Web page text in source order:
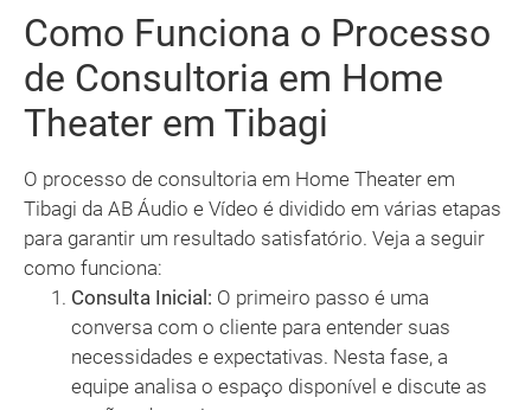
Como Funciona o Processo
de Consultoria em Home
Theater em Tibagi
O processo de consultoria em Home Theater em
Tibagi da AB Áudio e Vídeo é dividido em várias etapas
para garantir um resultado satisfatório. Veja a seguir
como funciona:
Consulta Inicial: O primeiro passo é uma
conversa com o cliente para entender suas
necessidades e expectativas. Nesta fase, a
equipe analisa o espaço disponível e discute as